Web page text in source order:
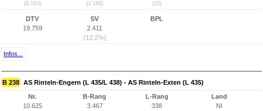
(9.163) (1.195) (22)
DTV
19.759
SV
2.411
(12,2%)
BPL
Infos...
B 238 AS Rinteln-Engern (L 435/L 438) - AS Rinteln-Exten (L 435)
Nr.
10.625
B-Rang
3.467
L-Rang
338
Land
NI